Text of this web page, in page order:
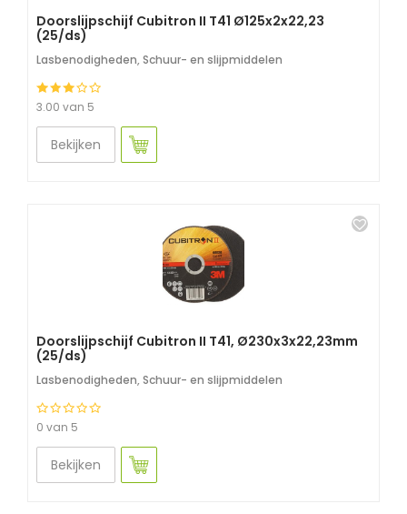
Doorslijpschijf Cubitron II T41 Ø125x2x22,23
(25/ds)
Lasbenodigheden, Schuur- en slijpmiddelen
3.00 van 5
Bekijken
Doorslijpschijf Cubitron II T41, Ø230x3x22,23mm
(25/ds)
Lasbenodigheden, Schuur- en slijpmiddelen
0 van 5
Bekijken